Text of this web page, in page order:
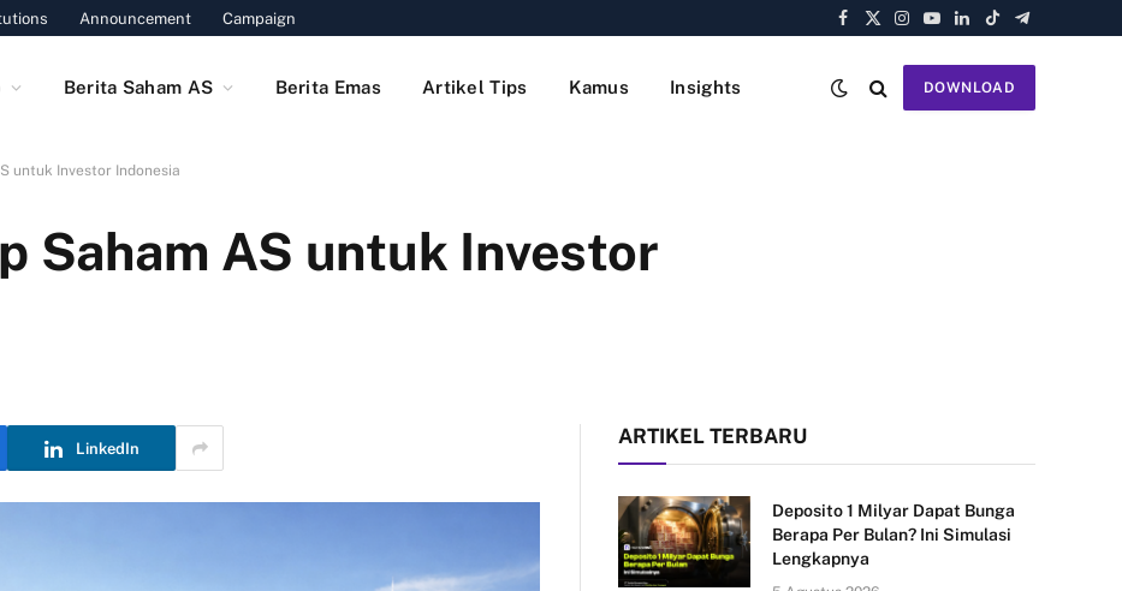
Announcement Campaign
Facebook
X
Instagram
YouTube
LinkedIn
TikTokTelegram
Berita Saham AS Berita Emas Artikel Tips Kamus Insights DOWNLOAD
untuk Investor Indonesia
Saham AS untuk Investor
LinkedIn ARTIKEL TERBARU
Deposito 1 Milyar Dapat Bunga
Berapa Per Bulan? Ini Simulasi
Lengkapnya